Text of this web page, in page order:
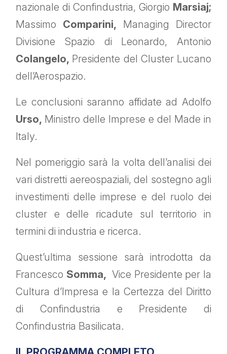
nazionale di Confindustria, Giorgio Marsiaj;
Massimo Comparini, Managing Director
Divisione Spazio di Leonardo, Antonio
Colangelo, Presidente del Cluster Lucano
dell’Aerospazio.
Le conclusioni saranno affidate ad Adolfo
Urso, Ministro delle Imprese e del Made in
Italy.
Nel pomeriggio sarà la volta dell’analisi dei
vari distretti aereospaziali, del sostegno agli
investimenti delle imprese e del ruolo dei
cluster e delle ricadute sul territorio in
termini di industria e ricerca.
Quest’ultima sessione sarà introdotta da
Francesco Somma, Vice Presidente per la
Cultura d’Impresa e la Certezza del Diritto
di Confindustria e Presidente di
Confindustria Basilicata.